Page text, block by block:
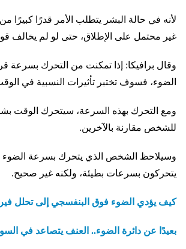
لأنه في حالة البشر يتطلب الأمر قدرًا كبيرًا
غير محتمل على الإطلاق، حتى لو لم يخالف
وقال برافيكا: إذا تمكنت من التحرك بسرعة
الضوء، فسوف تختبر تأثيرات النسبية في
ومع التحرك بهذه السرعة، سيتحرك الوقت
للشخص مقارنة بالآخرين.
وسيلاحظ الشخص الذي يتحرك بسرعة الضوء
يتحركون بسرعات بطيئة، ولكنه غير صحيح.
كيف يؤدي الضوء فوق البنفسجي إلى تحلل
بعيدًا عن دائرة الضوء.. العنف يتصاعد في